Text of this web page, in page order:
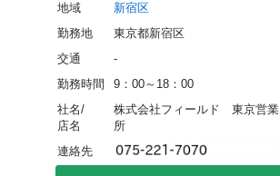
地域
新宿区
勤務地
東京都新宿区
交通
-
勤務時間
9：00～18：00
社名/
店名
株式会社フィールド　東京営業
所
連絡先